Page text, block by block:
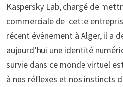
Kaspersky Lab, chargé de
commerciale de cette
récent événement à Alger, il a
aujourd’hui une identité
survie dans ce monde virtuel
à nos réflexes et nos instincts